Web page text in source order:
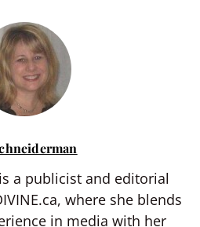
a publicist and editorial
where she blends
in media with her